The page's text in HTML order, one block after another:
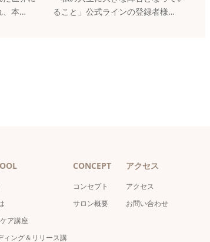
、本…
ること」公式ラインの登録者様…
ア講座
ィング＆リリース講
CONCEPT
コンセプト
サロン概要
アクセス
アクセス
お問い合わせ